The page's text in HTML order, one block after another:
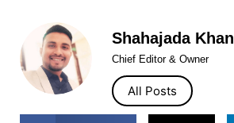
Shahajada Khan
Chief Editor & Owner
All Posts